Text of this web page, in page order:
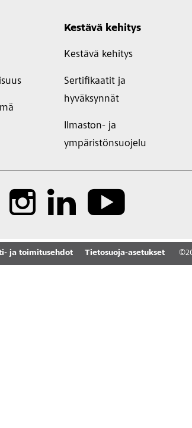
Kestävä kehitys
Kestävä kehitys
Sertifikaatit ja
hyväksynnät
Ilmaston- ja
ympäristönsuojelu
ja toimitusehdot Tietosuoja-asetukset ©